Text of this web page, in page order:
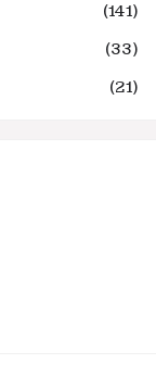
(141)
(33)
(21)